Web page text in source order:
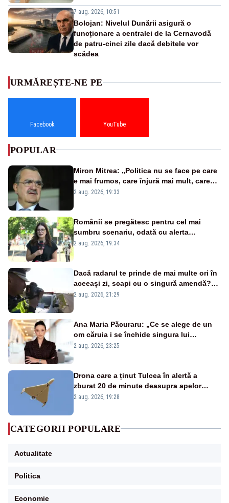
7 aug. 2026, 10:51
Bolojan: Nivelul Dunării asigură o
funcționare a centralei de la Cernavodă
de patru-cinci zile dacă debitele vor
scădea
URMĂREȘTE-NE PE
Facebook YouTube
POPULAR
Miron Mitrea: „Politica nu se face pe care
e mai frumos, care înjură mai mult, care
țipă mai tare, ci pe proiecte”
2 aug. 2026, 19:33
Românii se pregătesc pentru cel mai
sumbru scenariu, odată cu alerta
energetică
2 aug. 2026, 19:34
Dacă radarul te prinde de mai multe ori în
aceeași zi, scapi cu o singură amendă?
Ce spune legea
2 aug. 2026, 21:29
Ana Maria Păcuraru: „Ce se alege de un
om căruia i se închide singura lui
portiță?”
2 aug. 2026, 23:25
Drona care a ținut Tulcea în alertă a
zburat 20 de minute deasupra apelor
României. Au fost ridicate două F-16
2 aug. 2026, 19:28
CATEGORII POPULARE
Actualitate
Politica
Economie